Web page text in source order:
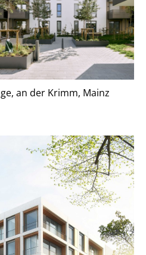
an der Krimm, Mainz